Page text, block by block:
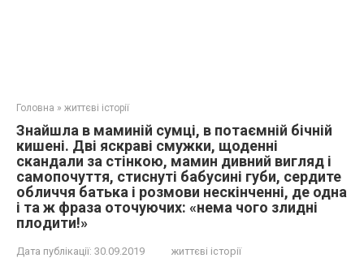
Головна » життєві історії
Знайшла в маминій сумці, в потаємній бічній
кишені. Дві яскраві смужки, щоденні
скaндали за стінкою, мамин дивний вигляд і
самопочуття, стиснуті бабусині губи, сердите
обличчя батька і розмови нескінченні, де одна
і та ж фраза оточуючих: «нема чого злидні
плoдити!»
Дата публікації: 30.09.2019 життєві історії